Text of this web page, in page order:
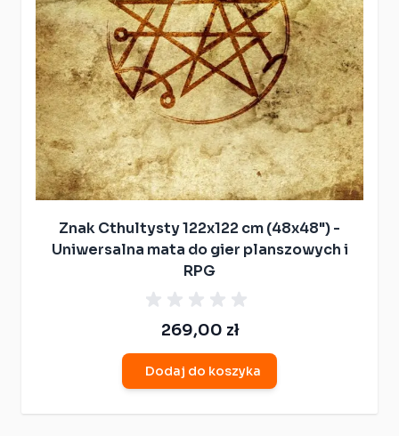
Znak Cthultysty 122x122 cm (48x48") -
Uniwersalna mata do gier planszowych i
RPG
269,00 zł
Dodaj do koszyka